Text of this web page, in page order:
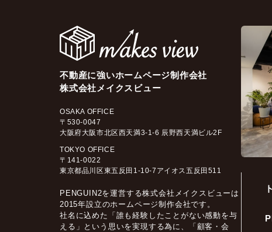
不動産に強いホームページ制作会社
株式会社メイクスビュー
OSAKA OFFICE
〒530-0047
大阪府大阪市北区西天満3-1-6 辰野西天満ビル2F
TOKYO OFFICE
〒141-0022
東京都品川区東五反田1-10-7アイオス五反田511
PENGUIN2を運営する株式会社メイクスビューは
2015年設立のホームページ制作会社です。
社名に込めた「誰も経験したことがない感動を与
える」という思いを実現する為に、「顧客・会